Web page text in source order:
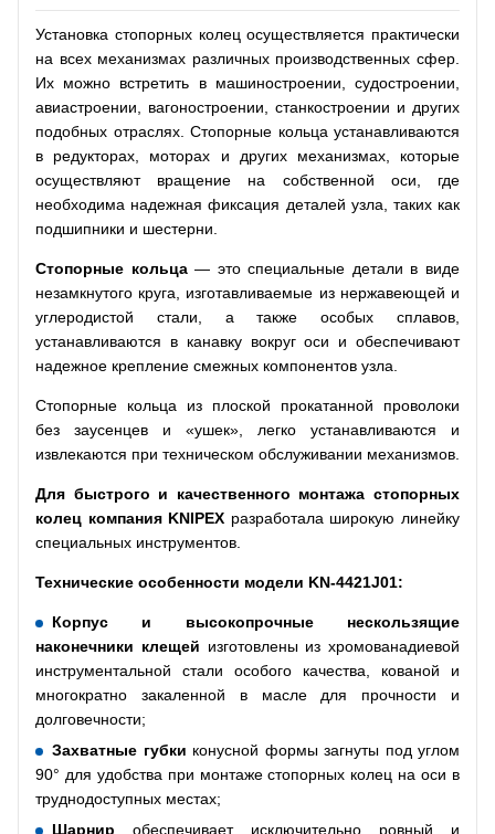
Установка стопорных колец осуществляется практически
на всех механизмах различных производственных сфер.
Их можно встретить в машиностроении, судостроении,
авиастроении, вагоностроении, станкостроении и других
подобных отраслях. Стопорные кольца устанавливаются
в редукторах, моторах и других механизмах, которые
осуществляют вращение на собственной оси, где
необходима надежная фиксация деталей узла, таких как
подшипники и шестерни.
Стопорные кольца— это специальные детали в виде
незамкнутого круга, изготавливаемые из нержавеющей и
углеродистой стали, а также особых сплавов,
устанавливаются в канавку вокруг оси и обеспечивают
надежное крепление смежных компонентов узла.
Стопорные кольца из плоской прокатанной проволоки
без заусенцев и «ушек», легко устанавливаются и
извлекаются при техническом обслуживании механизмов.
Для быстрого и качественного монтажа стопорных
колец компания KNIPEX разработала широкую линейку
специальных инструментов.
Технические особенности модели KN-4421J01:
Корпус и высокопрочные нескользящие
наконечники клещей изготовлены из хромованадиевой
инструментальной стали особого качества, кованой и
многократно закаленной в масле для прочности и
долговечности;
Захватные губки конусной формы загнуты под углом
90° для удобства при монтаже стопорных колец на оси в
труднодоступных местах;
Шарнир обеспечивает исключительно ровный и